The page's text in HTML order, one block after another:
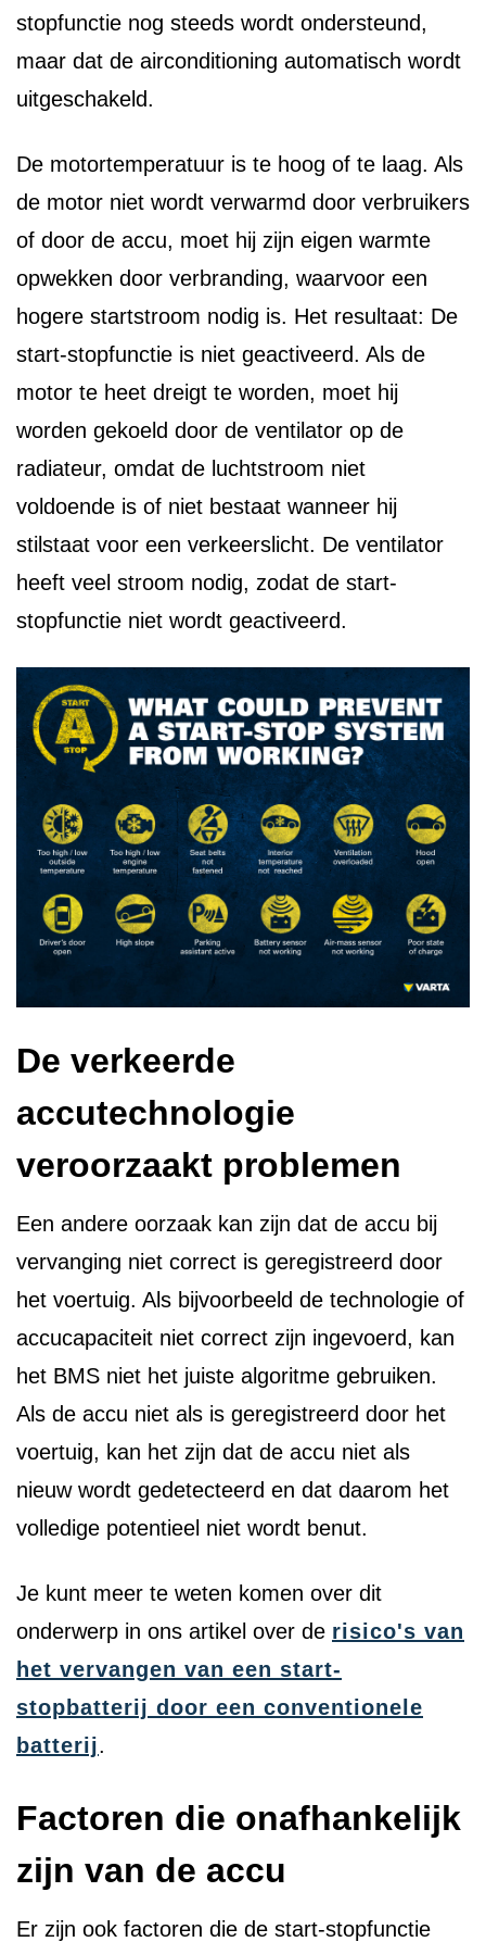
stopfunctie nog steeds wordt ondersteund,
maar dat de airconditioning automatisch wordt
uitgeschakeld.
De motortemperatuur is te hoog of te laag. Als
de motor niet wordt verwarmd door verbruikers
of door de accu, moet hij zijn eigen warmte
opwekken door verbranding, waarvoor een
hogere startstroom nodig is. Het resultaat: De
start-stopfunctie is niet geactiveerd. Als de
motor te heet dreigt te worden, moet hij
worden gekoeld door de ventilator op de
radiateur, omdat de luchtstroom niet
voldoende is of niet bestaat wanneer hij
stilstaat voor een verkeerslicht. De ventilator
heeft veel stroom nodig, zodat de start-
stopfunctie niet wordt geactiveerd.
De verkeerde
accutechnologie
veroorzaakt problemen
Een andere oorzaak kan zijn dat de accu bij
vervanging niet correct is geregistreerd door
het voertuig. Als bijvoorbeeld de technologie of
accucapaciteit niet correct zijn ingevoerd, kan
het BMS niet het juiste algoritme gebruiken.
Als de accu niet als is geregistreerd door het
voertuig, kan het zijn dat de accu niet als
nieuw wordt gedetecteerd en dat daarom het
volledige potentieel niet wordt benut.
Je kunt meer te weten komen over dit
onderwerp in ons artikel over de risico's van
het vervangen van een start-
stopbatterij door een conventionele
batterij.
Factoren die onafhankelijk
zijn van de accu
Er zijn ook factoren die de start-stopfunctie